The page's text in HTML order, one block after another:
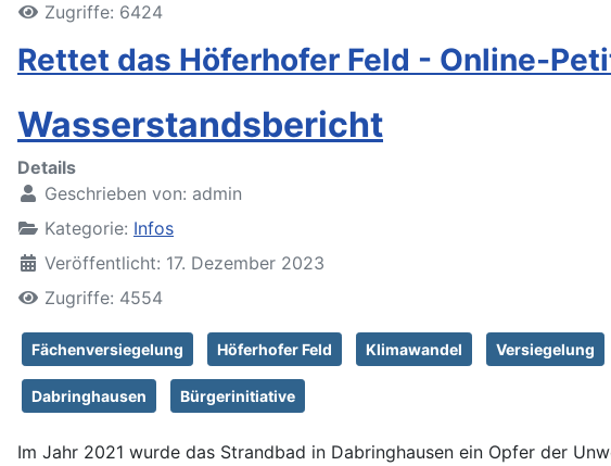
Zugriffe: 6424
Rettet das Höferhofer Feld - Online-
Wasserstandsbericht
Details
Geschrieben von: admin
Kategorie: Infos
Veröffentlicht: 17. Dezember 2023
Zugriffe: 4554
Fächenversiegelung Höferhofer Feld Klimawandel Versiegelung
Dabringhausen Bürgerinitiative
Im Jahr 2021 wurde das Strandbad in Dabringhausen ein Opfer der